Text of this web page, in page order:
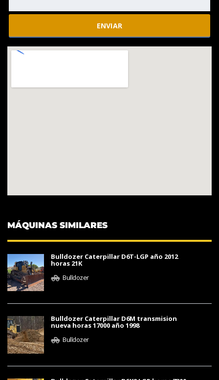
MÁQUINAS SIMILARES
Bulldozer Caterpillar D6T-LGP año 2012
horas 21K
Bulldozer
Bulldozer Caterpillar D6M transmision
nueva horas 17000 año 1998
Bulldozer